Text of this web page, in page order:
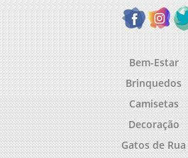
Bem-Estar
Brinquedos
Camisetas
Decoração
Gatos de Rua